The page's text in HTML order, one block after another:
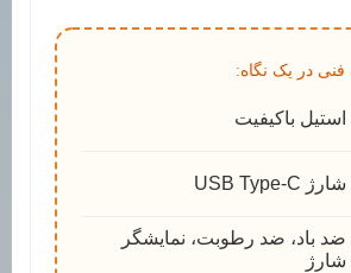
در یک نگاه:
استیل باکیفیت
شارژ USB Type-C
ضد باد، ضد رطوبت، نمایشگر
شارژ